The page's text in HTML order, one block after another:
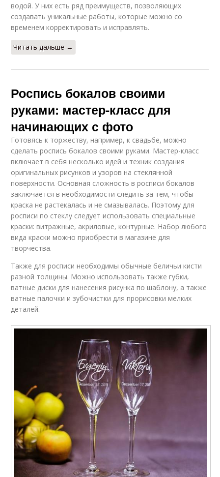
водой. У них есть ряд преимуществ, позволяющих
создавать уникальные работы, которые можно со
временем корректировать и исправлять.
Читать дальше →
Роспись бокалов своими
руками: мастер-класс для
начинающих с фото
Готовясь к торжеству, например, к свадьбе, можно
сделать роспись бокалов своими руками. Мастер-класс
включает в себя несколько идей и техник создания
оригинальных рисунков и узоров на стеклянной
поверхности. Основная сложность в росписи бокалов
заключается в необходимости следить за тем, чтобы
краска не растекалась и не смазывалась. Поэтому для
росписи по стеклу следует использовать специальные
краски: витражные, акриловые, контурные. Набор любого
вида краски можно приобрести в магазине для
творчества.
Также для росписи необходимы обычные беличьи кисти
разной толщины. Можно использовать также губки,
ватные диски для нанесения рисунка по шаблону, а также
ватные палочки и зубочистки для прорисовки мелких
деталей.